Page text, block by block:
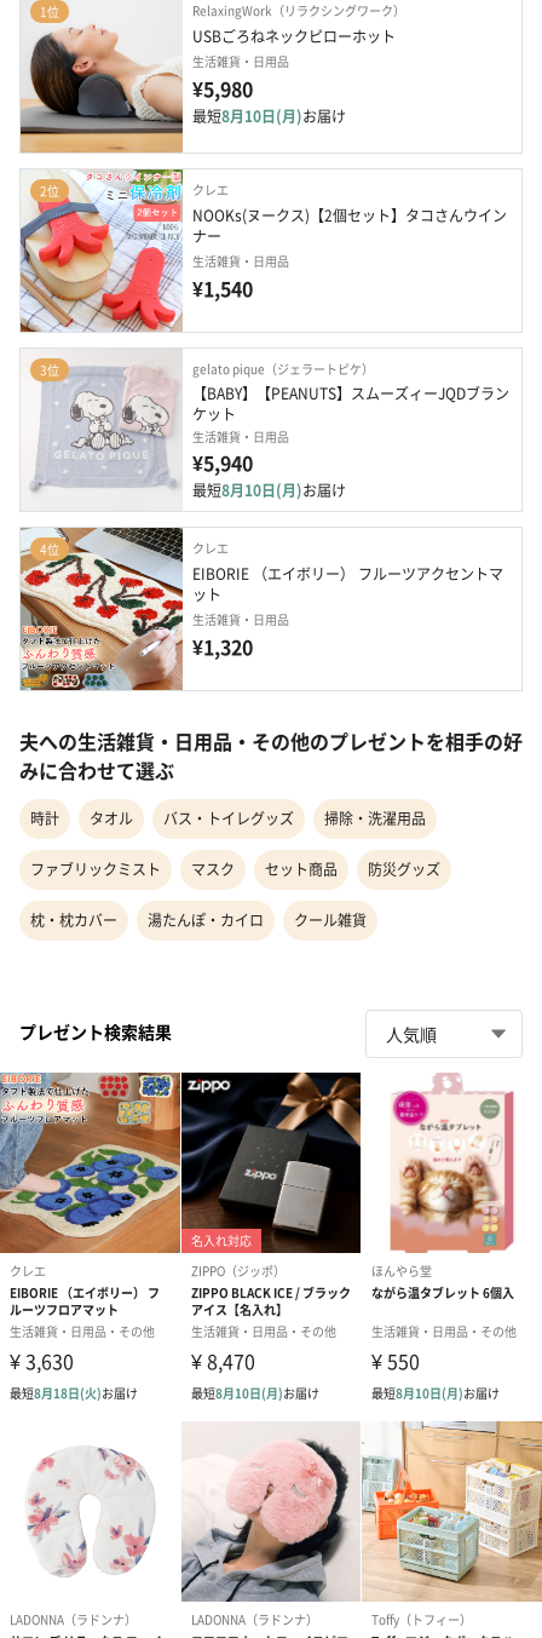
1位 RelaxingWork（リラクシングワーク）
USBごろねネックピローホット
生活雑貨・日用品
¥5,980
最短8月10日(月)お届け
2位 クレエ
NOOKs(ヌークス)【2個セット】タコさんウイン
ナー
生活雑貨・日用品
¥1,540
3位 gelato pique（ジェラートピケ）
【BABY】【PEANUTS】スムーズィーJQDブラン
ケット
生活雑貨・日用品
¥5,940
最短8月10日(月)お届け
4位 クレエ
EIBORIE （エイボリー） フルーツアクセントマ
ット
生活雑貨・日用品
¥1,320
夫への生活雑貨・日用品・その他のプレゼントを相手の好
みに合わせて選ぶ
時計 タオル バス・トイレグッズ 掃除・洗濯用品
ファブリックミスト マスク セット商品 防災グッズ
枕・枕カバー 湯たんぽ・カイロ クール雑貨
プレゼント検索結果